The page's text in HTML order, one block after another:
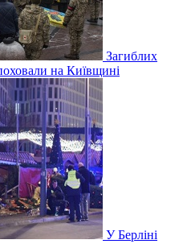
Загиблих
на Київщині
У Берліні